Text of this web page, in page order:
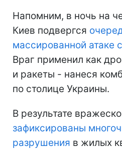
Напомним, в ночь на
Киев подвергся
массированной атаке
Враг применил как
и ракеты - нанеся
по столице Украины.
В результате
зафиксированы
разрушения в жилых